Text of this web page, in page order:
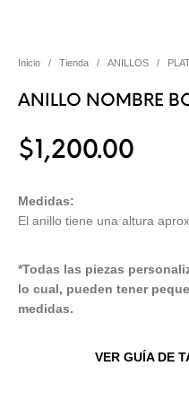
Inicio / Tienda / ANILLOS /
ANILLO NOMBRE
$ 1,200.00
Medidas:
El anillo tiene una altura
*Todas las piezas
lo cual, pueden tener
medidas.
VER GUÍA DE